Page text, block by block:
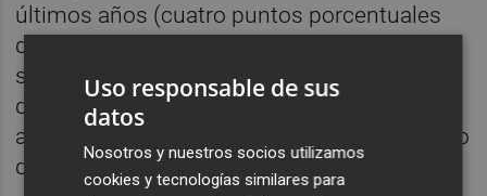
últimos años (cuatro puntos porcentuales
desde febrero de 2020), mientras en España
se mantuvo sin cambios en abril y ha
disminuido sustancialmente en los últimos
años (3,3 puntos porcentuales desde febrero
de 2020).
Uso responsable de sus
datos
Nosotros y nuestros socios utilizamos
cookies y tecnologías similares para